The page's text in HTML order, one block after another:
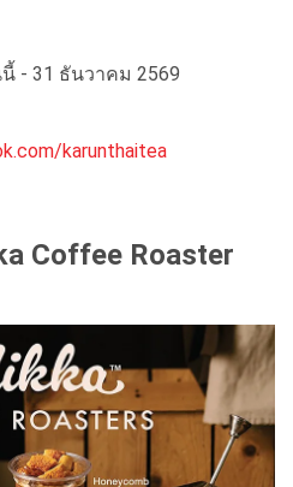
- 31 ธันวาคม 2569
karunthaitea
Coffee Roaster